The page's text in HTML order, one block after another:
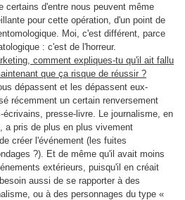
certains d'entre nous peuvent même
pour cette opération, d'un point de
Moi, c'est différent, parce
: c'est de l'horreur.
comment expliques-tu qu'il ait fallu
que ça risque de réussir ?
dépassent et les dépassent eux-
récemment un certain renversement
presse-livre. Le journalisme, en
a pris de plus en plus vivement
créer l'événement (les fuites
?). Et de même qu'il avait moins
extérieurs, puisqu'il en créait
aussi de se rapporter à des
ou à des personnages du type «